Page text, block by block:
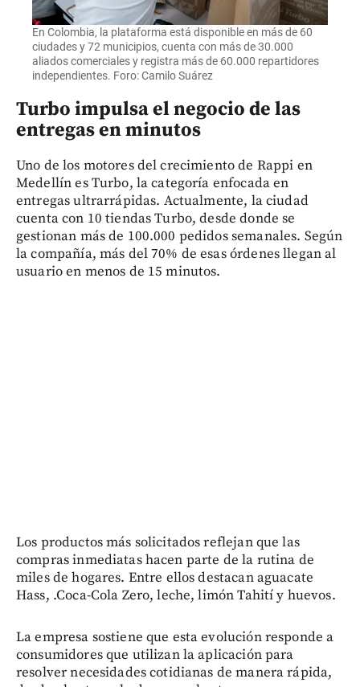
En Colombia, la plataforma está disponible en más de 60
ciudades y 72 municipios, cuenta con más de 30.000
aliados comerciales y registra más de 60.000 repartidores
independientes. Foro: Camilo Suárez
Turbo impulsa el negocio de las
entregas en minutos
Uno de los motores del crecimiento de Rappi en
Medellín es Turbo, la categoría enfocada en
entregas ultrarrápidas. Actualmente, la ciudad
cuenta con 10 tiendas Turbo, desde donde se
gestionan más de 100.000 pedidos semanales. Según
la compañía, más del 70% de esas órdenes llegan al
usuario en menos de 15 minutos.
Los productos más solicitados reflejan que las
compras inmediatas hacen parte de la rutina de
miles de hogares. Entre ellos destacan aguacate
Hass, .Coca-Cola Zero, leche, limón Tahití y huevos.
La empresa sostiene que esta evolución responde a
consumidores que utilizan la aplicación para
resolver necesidades cotidianas de manera rápida,